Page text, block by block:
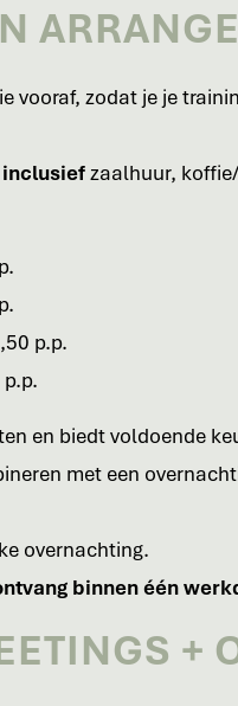
vooraf, zodat je je
inclusiefzaalhuur,
p.p.
en biedt voldoende
met een
overnachting.
binnen één
+